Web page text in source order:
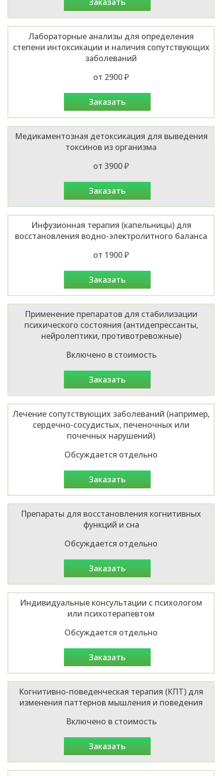
Лабораторные анализы для определения
степени интоксикации и наличия сопутствующих
заболеваний
от 2900 ₽
заказать
Медикаментозная детоксикация для выведения
токсинов из организма
от 3900 ₽
заказать
Инфузионная терапия (капельницы) для
восстановления водно-электролитного баланса
от 1900 ₽
заказать
Применение препаратов для стабилизации
психического состояния (антидепрессанты,
нейролептики, противотревожные)
Включено в стоимость
заказать
Лечение сопутствующих заболеваний (например,
сердечно-сосудистых, печеночных или
почечных нарушений)
Обсуждается отдельно
заказать
Препараты для восстановления когнитивных
функций и сна
Обсуждается отдельно
заказать
Индивидуальные консультации с психологом
или психотерапевтом
Обсуждается отдельно
заказать
Когнитивно-поведенческая терапия (КПТ) для
изменения паттернов мышления и поведения
Включено в стоимость
заказать